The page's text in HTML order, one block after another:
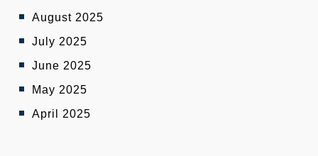
August 2025
July 2025
June 2025
May 2025
April 2025